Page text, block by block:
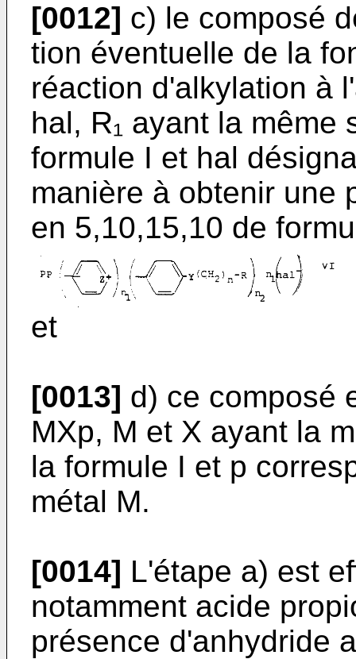
[0012] c) le composé
tion éventuelle de la
réaction d'alkylation à
hal, R₁ ayant la
formule I et hal
manière à obtenir une
en 5,10,15,10 de
et
[0013] d) ce composé
MXp, M et X ayant la
la formule I et p
métal M.
[0014] L'étape a) est
notamment acide
présence d'anhydride